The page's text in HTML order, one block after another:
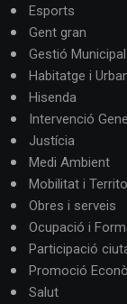
Esports
Gent gran
Gestió Municipal
Habitatge i
Hisenda
Intervenció
Justícia
Medi Ambient
Mobilitat i
Obres i serveis
Ocupació i
Participació
Promoció
Salut